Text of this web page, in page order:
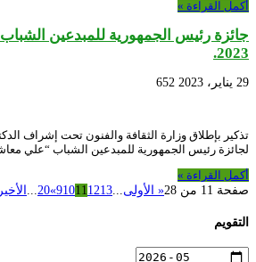
أكمل القراءة »
جائزة رئيس الجمهورية للمبدعين
2023.
29 يناير، 2023 652
تذكير بإطلاق وزارة الثقافة والفنون تحت إشراف
لجائزة رئيس الجمهورية للمبدعين الشباب “علي معاشي”
أكمل القراءة »
صفحة 11 من 28
« الأولى...
910111213
»
20
...
التقويم